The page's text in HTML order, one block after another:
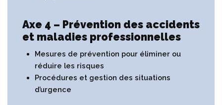
Axe 4 – Prévention des accidents
et maladies professionnelles
Mesures de prévention pour éliminer ou
réduire les risques
Procédures et gestion des situations
d’urgence